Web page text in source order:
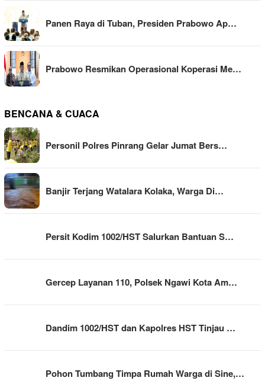
Panen Raya di Tuban, Presiden Prabowo Ap…
Prabowo Resmikan Operasional Koperasi Me…
BENCANA & CUACA
Personil Polres Pinrang Gelar Jumat Bers…
Banjir Terjang Watalara Kolaka, Warga Di…
Persit Kodim 1002/HST Salurkan Bantuan S…
Gercep Layanan 110, Polsek Ngawi Kota Am…
Dandim 1002/HST dan Kapolres HST Tinjau …
Pohon Tumbang Timpa Rumah Warga di Sine,…